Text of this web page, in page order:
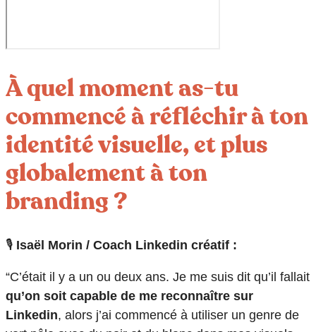
À quel moment as-tu
commencé à réfléchir à ton
identité visuelle, et plus
globalement à ton
branding ?
🎙️ Isaël Morin / Coach Linkedin créatif :
“C’était il y a un ou deux ans. Je me suis dit qu’il fallait
qu’on soit capable de me reconnaître sur
Linkedin, alors j’ai commencé à utiliser un genre de